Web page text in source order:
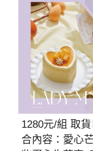
1280元/組 取
合內容：愛心